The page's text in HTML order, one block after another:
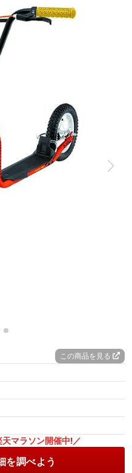
この商品を見る
マラソン開催中!／
を調べよう